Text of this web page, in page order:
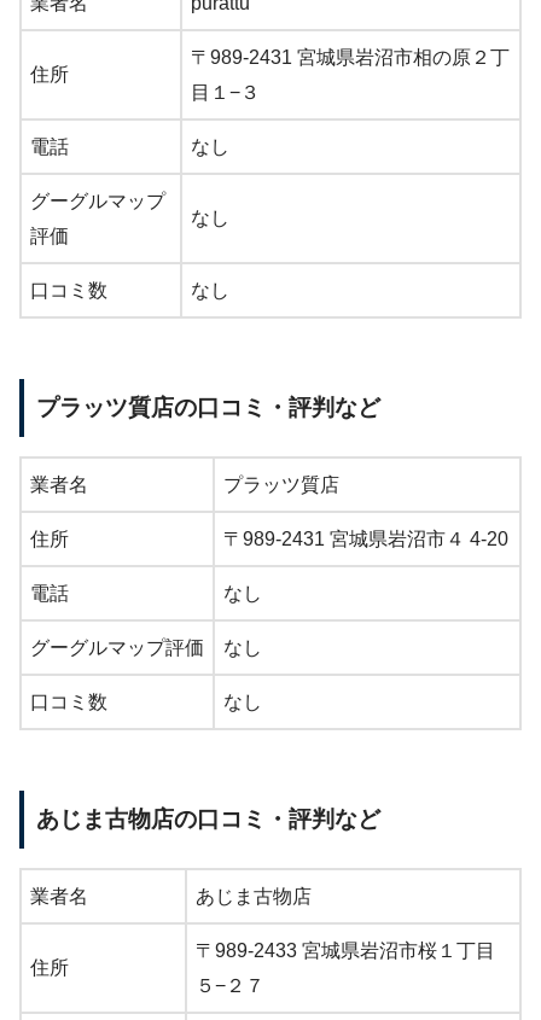
住所
〒989-2431 宮城県岩沼市相の原２丁
目１−３
電話 なし
グーグルマップ
評価
なし
口コミ数 なし
プラッツ質店の口コミ・評判など
業者名 プラッツ質店
住所 〒989-2431 宮城県岩沼市４ 4-20
電話 なし
グーグルマップ評価 なし
口コミ数 なし
あじま古物店の口コミ・評判など
業者名 あじま古物店
住所
〒989-2433 宮城県岩沼市桜１丁目
５−２７